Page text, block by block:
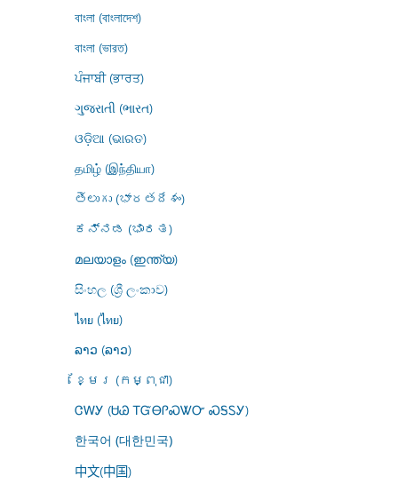
বাংলা (বাংলাদেশ)
বাংলা (ভারত)
ਪੰਜਾਬੀ (ਭਾਰਤ)
ગુજરાતી (ભારત)
ଓଡ଼ିଆ (ଭାରତ)
தமிழ் (இந்தியா)
తెలుగు (భారతదేశం)
ಕನ್ನಡ (ಭಾರತ)
മലയാളം (ഇന്ത്യ)
සිංහල (ශ්‍රී ලංකාව)
ไทย (ไทย)
ລາວ (ລາວ)
ខ្មែរ (កម្ពុជា)
ᏣᎳᎩ (ᏌᏊ ᎢᏳᎾᎵᏍᏔᏅ ᏍᎦᏚᎩ)
한국어 (대한민국)
中文(中国)